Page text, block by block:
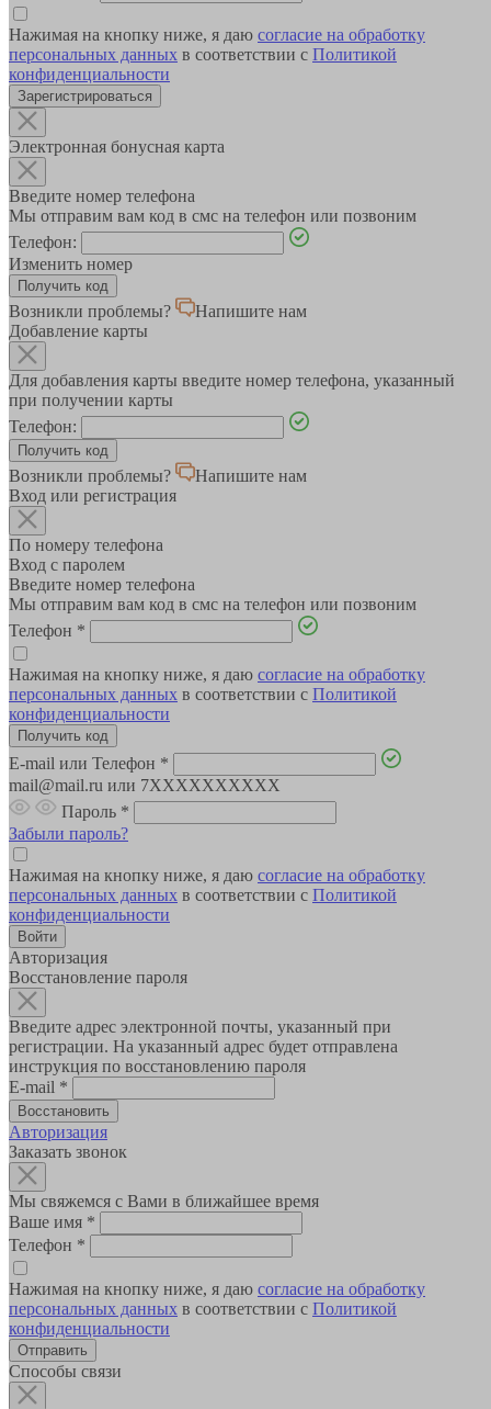
Нажимая на кнопку ниже, я даю согласие на обработку
персональных данных в соответствии с Политикой
конфиденциальности
Зарегистрироваться
Электронная бонусная карта
Введите номер телефона
Мы отправим вам код в смс на телефон или позвоним
Телефон:
Изменить номер
Возникли проблемы?
Напишите нам
Добавление карты
Для добавления карты введите номер телефона, указанный
при получении карты
Телефон:
Возникли проблемы?
Напишите нам
Вход или регистрация
По номеру телефона
Вход с паролем
Введите номер телефона
Мы отправим вам код в смс на телефон или позвоним
Телефон *
Нажимая на кнопку ниже, я даю согласие на обработку
персональных данных в соответствии с Политикой
конфиденциальности
E-mail или Телефон *
mail@mail.ru или 7XXXXXXXXXX
Пароль *
Забыли пароль?
Нажимая на кнопку ниже, я даю согласие на обработку
персональных данных в соответствии с Политикой
конфиденциальности
Авторизация
Восстановление пароля
Введите адрес электронной почты, указанный при
регистрации. На указанный адрес будет отправлена
инструкция по восстановлению пароля
E-mail *
Авторизация
Заказать звонок
Мы свяжемся с Вами в ближайшее время
Ваше имя *
Телефон *
Нажимая на кнопку ниже, я даю согласие на обработку
персональных данных в соответствии с Политикой
конфиденциальности
Способы связи